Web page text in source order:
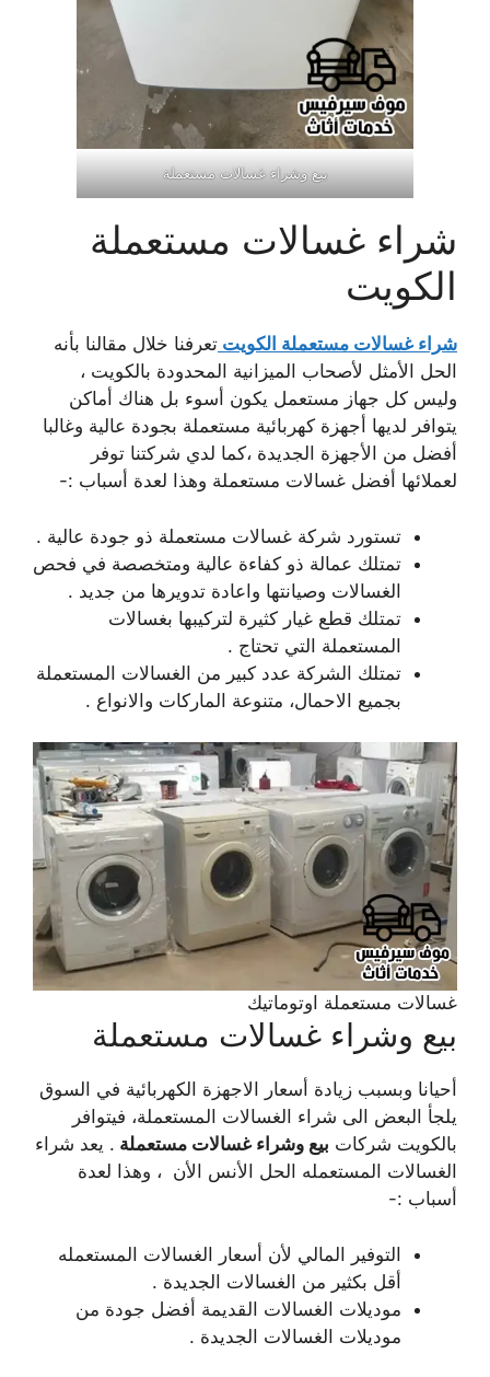
بيع وشراء غسالات مستعملة
شراء غسالات مستعملة
الكويت
شراء غسالات مستعملة الكويت تعرفنا خلال مقالنا بأنه
الحل الأمثل لأصحاب الميزانية المحدودة بالكويت ،
وليس كل جهاز مستعمل يكون أسوء بل هناك أماكن
يتوافر لديها أجهزة كهربائية مستعملة بجودة عالية وغالبا
أفضل من الأجهزة الجديدة ،كما لدي شركتنا توفر
لعملائها أفضل غسالات مستعملة وهذا لعدة أسباب :-
تستورد شركة غسالات مستعملة ذو جودة عالية .
تمتلك عمالة ذو كفاءة عالية ومتخصصة في فحص
الغسالات وصيانتها واعادة تدويرها من جديد .
تمتلك قطع غيار كثيرة لتركيبها بغسالات
المستعملة التي تحتاج .
تمتلك الشركة عدد كبير من الغسالات المستعملة
بجميع الاحمال، متنوعة الماركات والانواع .
غسالات مستعملة اوتوماتيك
بيع وشراء غسالات مستعملة
أحيانا وبسبب زيادة أسعار الاجهزة الكهربائية في السوق
يلجأ البعض الى شراء الغسالات المستعملة، فيتوافر
بالكويت شركات بيع وشراء غسالات مستعملة . يعد شراء
الغسالات المستعمله الحل الأنس الأن ، وهذا لعدة
أسباب :-
التوفير المالي لأن أسعار الغسالات المستعمله
أقل بكثير من الغسالات الجديدة .
موديلات الغسالات القديمة أفضل جودة من
موديلات الغسالات الجديدة .